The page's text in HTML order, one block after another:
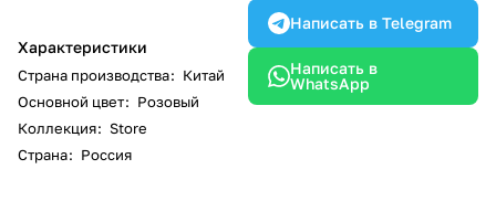
Характеристики
Страна производства: Китай
Основной цвет: Розовый
Коллекция: Store
Страна: Россия
Написать в Telegram
Написать в
WhatsApp